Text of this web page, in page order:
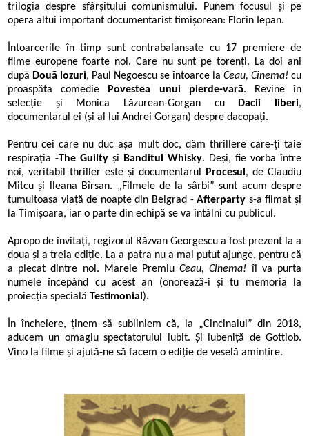
trilogia despre sfârșitului comunismului. Punem focusul și pe
opera altui important documentarist timișorean: Florin Iepan.
Întoarcerile în timp sunt contrabalansate cu 17 premiere de
filme europene foarte noi. Care nu sunt pe torenți. La doi ani
după Două lozuri, Paul Negoescu se întoarce la Ceau, Cinema! cu
proaspăta comedie
Povestea unui pierde-vară. Revine în
selecţie și Monica Lăzurean-Gorgan cu
Dacii liberi,
documentarul ei (şi al lui Andrei Gorgan) despre dacopați.
Pentru cei care nu duc așa mult doc, dăm thrillere care-ți taie
respirația -The Guilty şi Banditul Whisky. Deși, fie vorba între
noi, veritabil thriller este și documentarul
Procesul , de Claudiu
Mitcu şi lleana Bîrsan. „Filmele de la sârbi” sunt acum despre
tumultoasa viață de noapte din Belgrad -Afterparty s-a filmat și
la Timișoara, iar o parte din echipă se va întâlni cu publicul.
Apropo de invitați, regizorul Răzvan Georgescu a fost prezent la a
doua și a treia ediție. La a patra nu a mai putut ajunge, pentru că
a plecat dintre noi. Marele PremiuCeau, Cinema!îi va purta
numele începând cu acest an (onorează-i și tu memoria la
proiecția specială Testimonial ).
În încheiere, ținem să subliniem că, la „Cincinalul” din 2018,
aducem un omagiu spectatorului iubit. Și lubeniță de Gottlob.
Vino la filme și ajută-ne să facem o ediție de veselă amintire.